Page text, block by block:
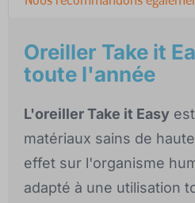
Oreiller Take it
toute l'année
L'oreiller Take it Easy
matériaux sains de
effet sur l'organisme
adapté à une utilisation